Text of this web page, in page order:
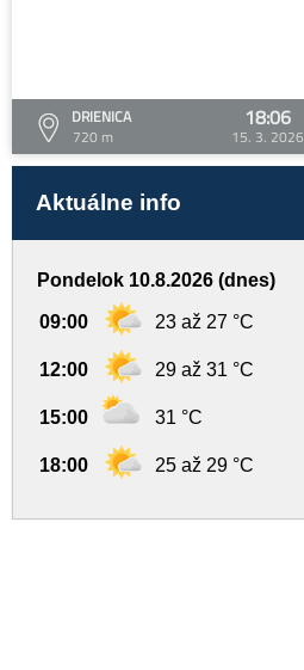
DRIENICA
720 m
18:06
15. 3. 2026
Aktuálne info
Pondelok 10.8.2026 (dnes)
09:00 23 až 27 °C
12:00 29 až 31 °C
15:00 31 °C
18:00 25 až 29 °C